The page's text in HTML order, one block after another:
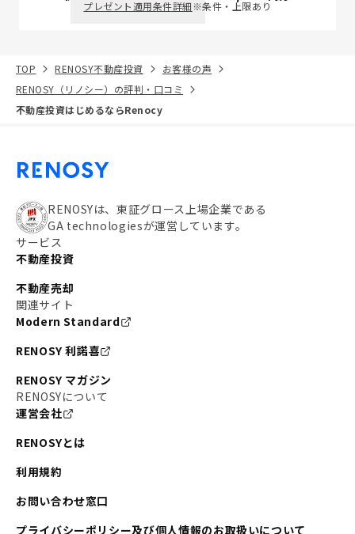
プレゼント適用条件詳細※条件・上限あり
TOP RENOSY不動産投資
お客様の声
RENOSY（リノシー）の評判・口コミ
不動産投資はじめるならRenocy
RENOSYは、東証グロース上場企業である
GA technologiesが運営しています。
サービス
不動産投資
不動産売却
関連サイト
Modern Standard
RENOSY 利諾喜
RENOSY マガジン
RENOSYについて
運営会社
RENOSYとは
利用規約
お問い合わせ窓口
プライバシーポリシー及び個人情報のお取扱いについて